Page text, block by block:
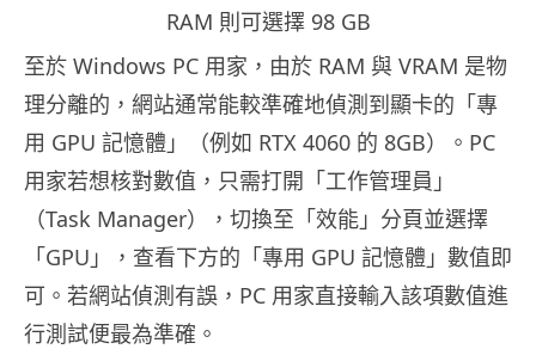
RAM 則可選擇 98 GB
至於 Windows PC 用家，由於 RAM 與 VRAM 是物
理分離的，網站通常能較準確地偵測到顯卡的「專
用 GPU 記憶體」（例如 RTX 4060 的 8GB）。PC
用家若想核對數值，只需打開「工作管理員」
（Task Manager），切換至「效能」分頁並選擇
「GPU」，查看下方的「專用 GPU 記憶體」數值即
可。若網站偵測有誤，PC 用家直接輸入該項數值進
行測試便最為準確。